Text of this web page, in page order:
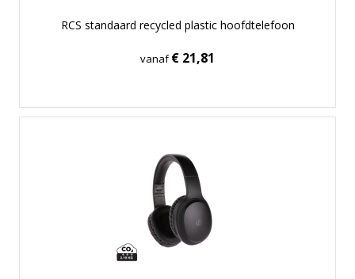
RCS standaard recycled plastic hoofdtelefoon
vanaf€ 21,81